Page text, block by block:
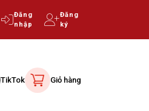
Đăng
nhập
Đăng
ký
TikTok Giỏ hàng